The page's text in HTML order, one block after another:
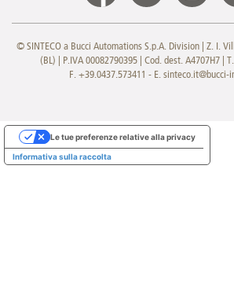
© SINTECO a Bucci Automations S.p.A. Division | Z. I.
(BL) | P.IVA 00082790395 | Cod. dest. A4707H7 |
F. +39.0437.573411 - E. sinteco.it@bucci-
Informativa sulla raccolta
Le tue preferenze relative alla privacy